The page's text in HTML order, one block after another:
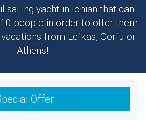
sailing yacht in Ionian that can
people in order to offer them
from Lefkas, Corfu or
Athens!
Offer